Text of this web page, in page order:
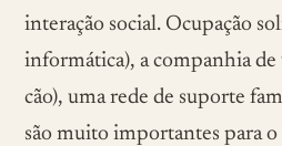
interação social. Ocupação
informática), a companhia de
cão), uma rede de suporte
são muito importantes para o